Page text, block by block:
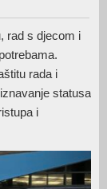
rad s djecom i
rada i
statusa
i